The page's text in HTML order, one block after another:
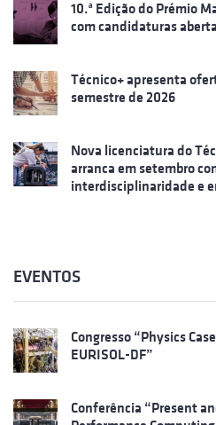
10.ª Edição do Prémio
com candidaturas
Técnico+ apresenta
semestre de 2026
Nova licenciatura do
arranca em setembro
interdisciplinaridade e
EVENTOS
Congresso “Physics
EURISOL-DF”
Conferência “Present